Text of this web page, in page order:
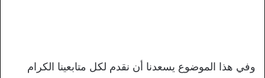
وفي هذا الموضوع يسعدنا أن نقدم لكل متابعينا الكرام